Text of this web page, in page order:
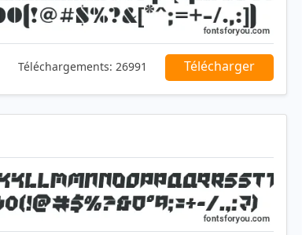
Téléchargements: 26991 Télécharger